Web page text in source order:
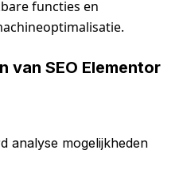
functies en
van SEO Elementor
analyse mogelijkheden